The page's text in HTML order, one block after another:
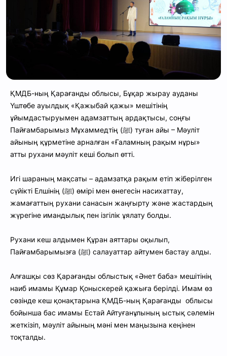
ҚМДБ-ның Қарағанды облысы, Бұқар жырау ауданы
Үштөбе ауылдық «Қажыбай қажы» мешітінің
ұйымдастыруымен адамзаттың ардақтысы, соңғы
Пайғамбарымыз Мұхаммедтің (ﷺ) туған айы – Мәуліт
айының құрметіне арналған «Ғаламның рақым нұры»
атты рухани мәуліт кеші болып өтті.
Игі шараның мақсаты – адамзатқа рақым етіп жіберілген
сүйікті Елшінің (ﷺ) өмірі мен өнегесін насихаттау,
жамағаттың рухани санасын жаңғырту және жастардың
жүрегіне имандылық пен ізгілік ұялату болды.
Рухани кеш алдымен Құран аяттары оқылып,
Пайғамбарымызға (ﷺ) салауаттар айтумен бастау алды.
Алғашқы сөз Қарағанды облыстық «Әнет баба» мешітінің
наиб имамы Құмар Қоныскерей қажыға берілді. Имам өз
сөзінде кеш қонақтарына ҚМДБ-ның Қарағанды облысы
бойынша бас имамы Естай Айтуғанұлының ыстық сәлемін
жеткізіп, мәуліт айының мәні мен маңызына кеңінен
тоқталды.